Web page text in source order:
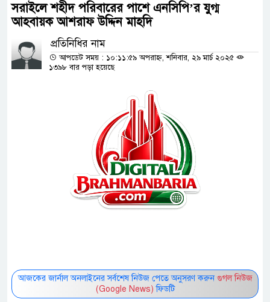
সরাইলে শহীদ পরিবারের পাশে এনসিপি’র যুগ্ম
আহবায়ক আশরাফ উদ্দিন মাহদি
প্রতিনিধির নাম
আপডেট সময় : ১০:১১:৫৯ অপরাহ্ন, শনিবার, ২৯ মার্চ ২০২৫
১৩৯৮ বার পড়া হয়েছে
আজকের জার্নাল অনলাইনের সর্বশেষ নিউজ পেতে অনুসরণ করুন গুগল নিউজ
(Google News) ফিডটি